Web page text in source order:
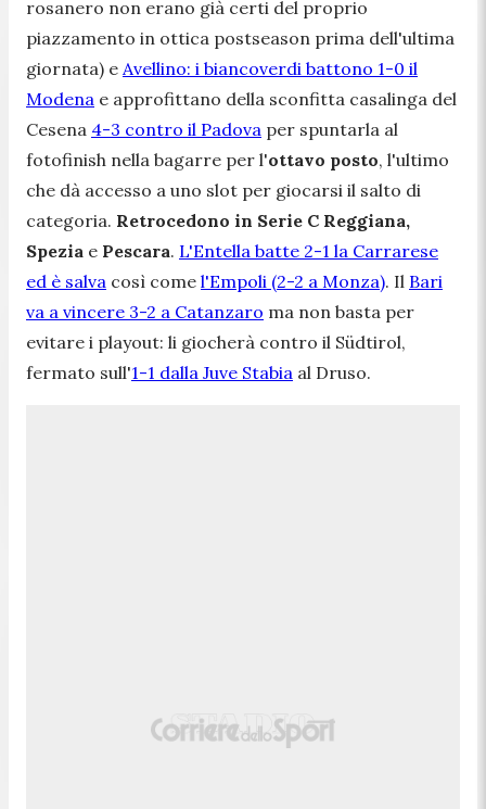
rosanero non erano già certi del proprio
piazzamento in ottica postseason prima dell'ultima
giornata) e Avellino: i biancoverdi battono 1-0 il
Modena e approfittano della sconfitta casalinga del
Cesena 4-3 contro il Padova per spuntarla al
fotofinish nella bagarre per l'ottavo posto, l'ultimo
che dà accesso a uno slot per giocarsi il salto di
categoria. Retrocedono in Serie C Reggiana,
Spezia e Pescara. L'Entella batte 2-1 la Carrarese
ed è salva così come l'Empoli (2-2 a Monza). Il Bari
va a vincere 3-2 a Catanzaro ma non basta per
evitare i playout: li giocherà contro il Südtirol,
fermato sull'1-1 dalla Juve Stabia al Druso.